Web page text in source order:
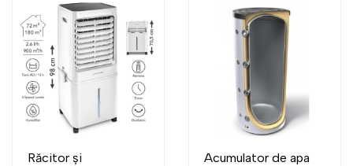
Răcitor și
Acumulator de apa